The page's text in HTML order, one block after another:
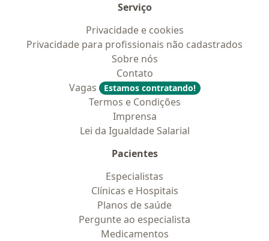
Serviço
Privacidade e cookies
Privacidade para profissionais não cadastrados
Sobre nós
Contato
Vagas
Estamos contratando!
Termos e Condições
Imprensa
Lei da Igualdade Salarial
Pacientes
Especialistas
Clínicas e Hospitais
Planos de saúde
Pergunte ao especialista
Medicamentos